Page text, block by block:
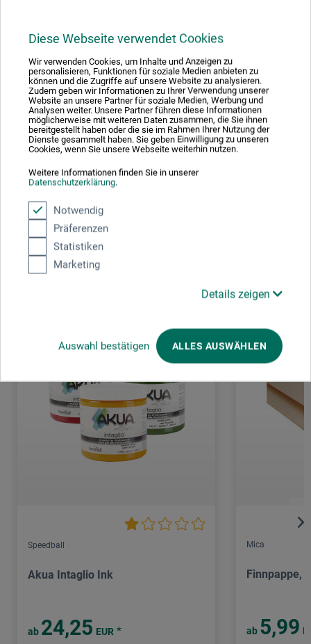
Diese Webseite verwendet Cookies
Wir verwenden Cookies, um Inhalte und Anzeigen zu
personalisieren, Funktionen für soziale Medien anbieten zu
können und die Zugriffe auf unsere Website zu analysieren.
Zudem geben wir Informationen zu Ihrer Verwendung unserer
Website an unsere Partner für soziale Medien, Werbung und
Analysen weiter. Unsere Partner führen diese Informationen
möglicherweise mit weiteren Daten zusammen, die Sie ihnen
bereitgestellt haben oder die sie im Rahmen Ihrer Nutzung der
Dienste gesammelt haben. Sie geben Einwilligung zu unseren
Cookies, wenn Sie unsere Webseite weiterhin nutzen.
Weitere Informationen finden Sie in unserer
Datenschutzerklärung.
Notwendig
Präferenzen
Statistiken
Marketing
Details zeigen
Auswahl bestätigen ALLES AUSWÄHLEN
diesem Produkt.
Speedball Europe
Villantipolis 5, 473 Route des Dolines
6560 Valbonne
europe@speedballart.eu
Kunden kauften auch
Speedball
Akua Intaglio Ink
ab 24,25 EUR *
Mica
Finnpappe,
ab 5,99